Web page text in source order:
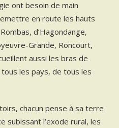
ont besoin de main
en route les hauts
d’Hagondange,
Grande, Roncourt,
aussi les bras de
les pays, de tous les
chacun pense à sa terre
subissant l’exode rural, les